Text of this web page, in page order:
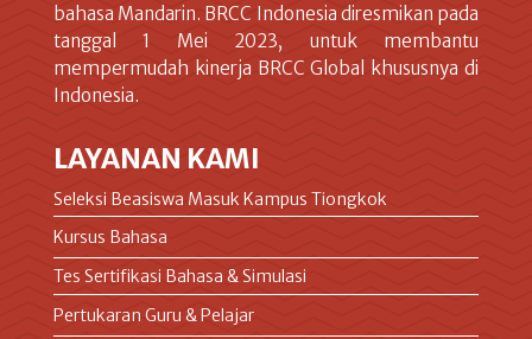
bahasa Mandarin. BRCC Indonesia diresmikan pada
tanggal 1 Mei 2023, untuk membantu
mempermudah kinerja BRCC Global khususnya di
Indonesia.
LAYANAN KAMI
Seleksi Beasiswa Masuk Kampus Tiongkok
Kursus Bahasa
Tes Sertifikasi Bahasa & Simulasi
Pertukaran Guru & Pelajar